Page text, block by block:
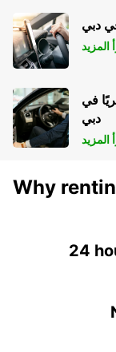
دبي
المزيد
في
دبي
المزيد
Why
24